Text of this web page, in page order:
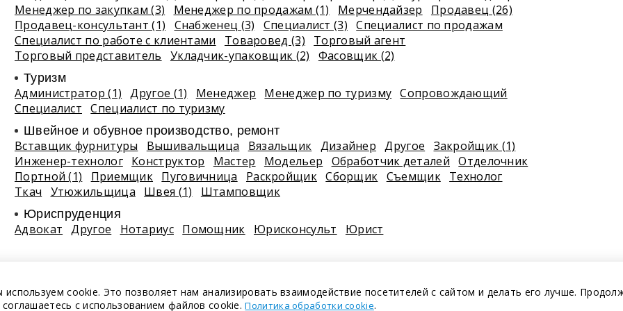
Менеджер по закупкам (3)
Менеджер по продажам (1) Мерчендайзер
Продавец (26)
Продавец-консультант (1)
Снабженец (3) Специалист (3)
Специалист по продажам
Специалист по работе с клиентами
Товаровед (3)
Торговый агент
Торговый представитель
Укладчик-упаковщик (2) Фасовщик (2)
Туризм
Администратор (1) Другое (1) Менеджер Менеджер по туризму Сопровождающий
Специалист
Специалист по туризму
Швейное и обувное производство, ремонт
Вставщик фурнитуры Вышивальщица Вязальщик Дизайнер Другое
Закройщик (1)
Инженер-технолог Конструктор Мастер Модельер Обработчик деталей
Отделочник
Портной (1)
Приемщик Пуговичница Раскройщик Сборщик Съемщик Технолог
Ткач
Утюжильщица Швея (1) Штамповщик
Юриспруденция
Адвокат Другое Нотариус Помощник Юрисконсульт Юрист
cookie. Это позволяет нам анализировать взаимодействие посетителей с сайтом и делать его лучше.
с использованием файлов cookie.Политика обработки cookie.